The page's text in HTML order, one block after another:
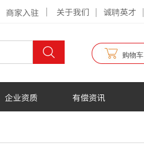
关于我们 诚聘英才
购物车
商家入驻
企业资质 有偿资讯